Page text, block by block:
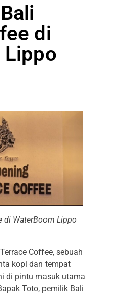
di
Lippo
di WaterBoom Lippo
Coffee, sebuah
kopi dan tempat
di pintu masuk utama
Toto, pemilik Bali